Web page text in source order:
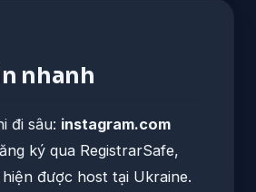
nhanh
đi sâu: instagram.com
ký qua RegistrarSafe,
hiện được host tại Ukraine.